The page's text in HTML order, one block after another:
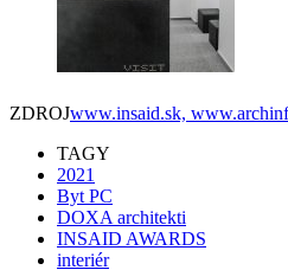
ZDROJwww.insaid.sk,
TAGY
2021
Byt PC
DOXA architekti
INSAID AWARDS
interiér